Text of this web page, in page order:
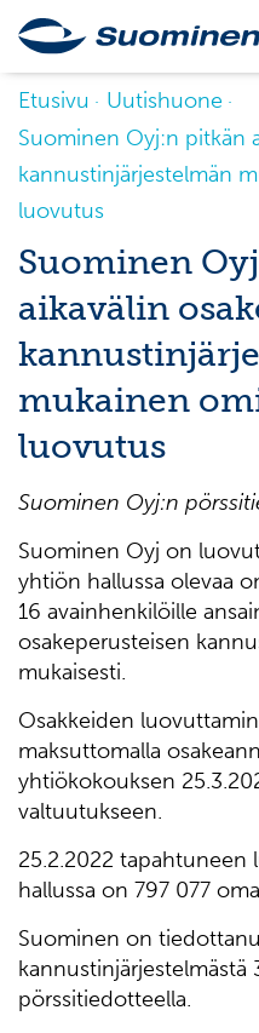
Etusivu
Uutishuone
Suominen Oyj:n pitkän
kannustinjärjestelmän
luovutus
Suominen
aikavälin
mukainen
luovutus
Suominen Oyj:n
Suominen Oyj on
yhtiön hallussa olevaa
16 avainhenkilöille
osakeperusteisen
mukaisesti.
Osakkeiden
maksuttomalla
yhtiökokouksen
valtuutukseen.
25.2.2022
hallussa on 797 077
Suominen on
kannustinjärjestelmästä
pörssitiedotteella.